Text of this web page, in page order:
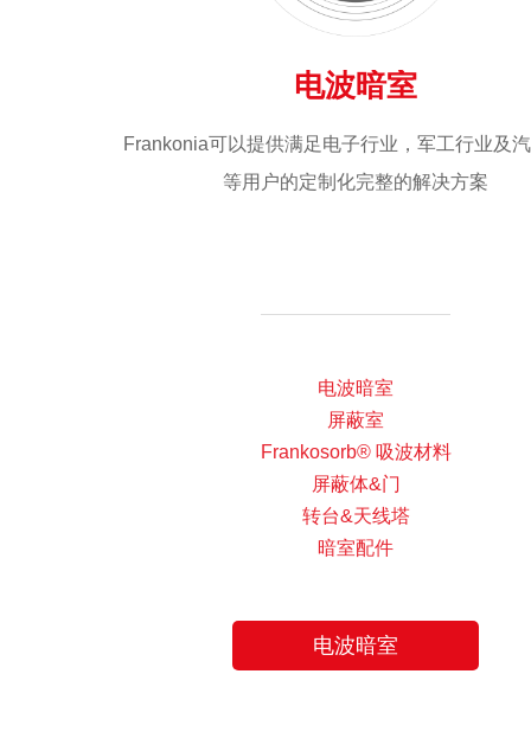
电波暗室
Frankonia可以提供满足电子行业，军工行业及
等用户的定制化完整的解决方案
电波暗室
屏蔽室
Frankosorb® 吸波材料
屏蔽体&门
转台&天线塔
暗室配件
电波暗室